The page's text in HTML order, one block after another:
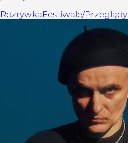
RozrywkaFestiwale/Przeglądy